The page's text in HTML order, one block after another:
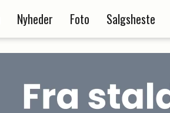
Nyheder Foto Salgsheste